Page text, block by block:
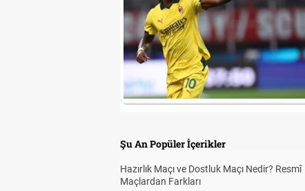
Şu An Popüler İçerikler
Hazırlık Maçı ve Dostluk Maçı Nedir? Resmî
Maçlardan Farkları